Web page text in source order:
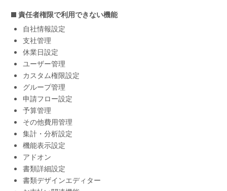
責任者権限で利用できない機能
自社情報設定
支社管理
休業日設定
ユーザー管理
カスタム権限設定
グループ管理
申請フロー設定
予算管理
その他費用管理
集計・分析設定
機能表示設定
アドオン
書類詳細設定
書類デザインエディター